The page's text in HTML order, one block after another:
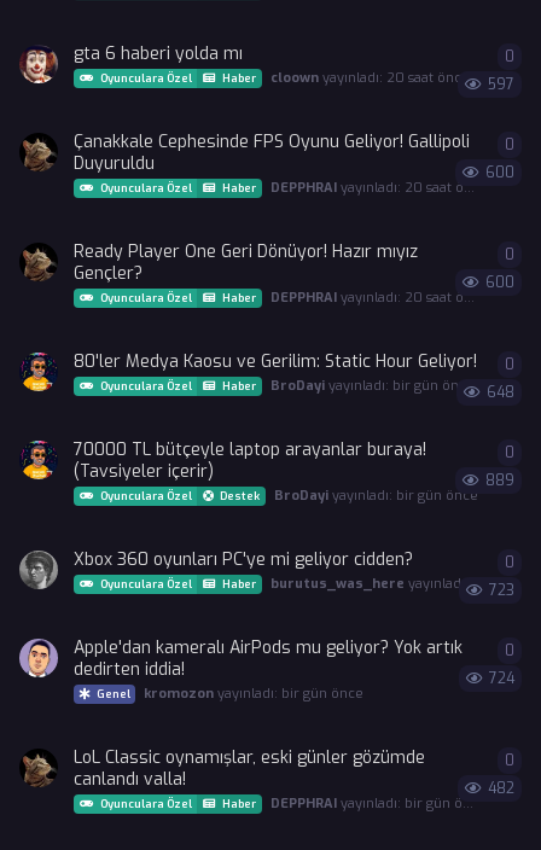
gta 6 haberi yolda mı
Oyunculara Özel Haber cloownyayınladı: 20 saat önce 597
0
Çanakkale Cephesinde FPS Oyunu Geliyor! Gallipoli
Duyuruldu
Oyunculara Özel Haber DEPPHRAIyayınladı: 20 saat önce
600
0
Ready Player One Geri Dönüyor! Hazır mıyız
Gençler?
Oyunculara Özel Haber DEPPHRAIyayınladı: 20 saat önce
600
0
80'ler Medya Kaosu ve Gerilim: Static Hour Geliyor!
Oyunculara Özel Haber BroDayiyayınladı: bir gün önce 648
0
70000 TL bütçeyle laptop arayanlar buraya!
(Tavsiyeler içerir)
Oyunculara Özel Destek BroDayiyayınladı: bir gün önce
889
0
Xbox 360 oyunları PC'ye mi geliyor cidden?
Oyunculara Özel Haber burutus_was_here yayınladı: bir gün
723
0
Apple'dan kameralı AirPods mu geliyor? Yok artık
dedirten iddia!
Genel kromozon yayınladı: bir gün önce
724
0
LoL Classic oynamışlar, eski günler gözümde
canlandı valla!
Oyunculara Özel Haber DEPPHRAIyayınladı: bir gün önce
482
0